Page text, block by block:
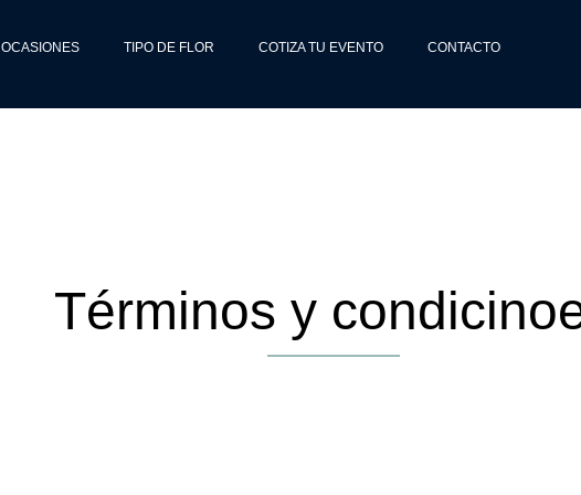
OCASIONES TIPO DE FLOR COTIZA TU EVENTO CONTACTO
Términos y